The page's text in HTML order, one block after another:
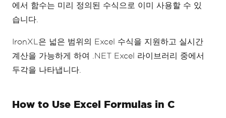
에서 함수는 미리 정의된 수식으로 이미 사용할 수 있
습니다.
IronXL은 넓은 범위의 Excel 수식을 지원하고 실시간
계산을 가능하게 하여 .NET Excel 라이브러리 중에서
두각을 나타냅니다.
How to Use Excel Formulas in C